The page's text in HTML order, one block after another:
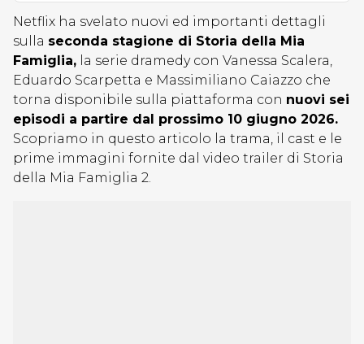
Netflix ha svelato nuovi ed importanti dettagli
sulla seconda stagione di Storia della Mia
Famiglia, la serie dramedy con Vanessa Scalera,
Eduardo Scarpetta e Massimiliano Caiazzo che
torna disponibile sulla piattaforma con nuovi sei
episodi a partire dal prossimo 10 giugno 2026.
Scopriamo in questo articolo la trama, il cast e le
prime immagini fornite dal video trailer di Storia
della Mia Famiglia 2.